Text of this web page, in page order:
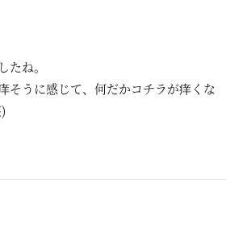
たね。
そうに感じて、何だかコチラが痒くな